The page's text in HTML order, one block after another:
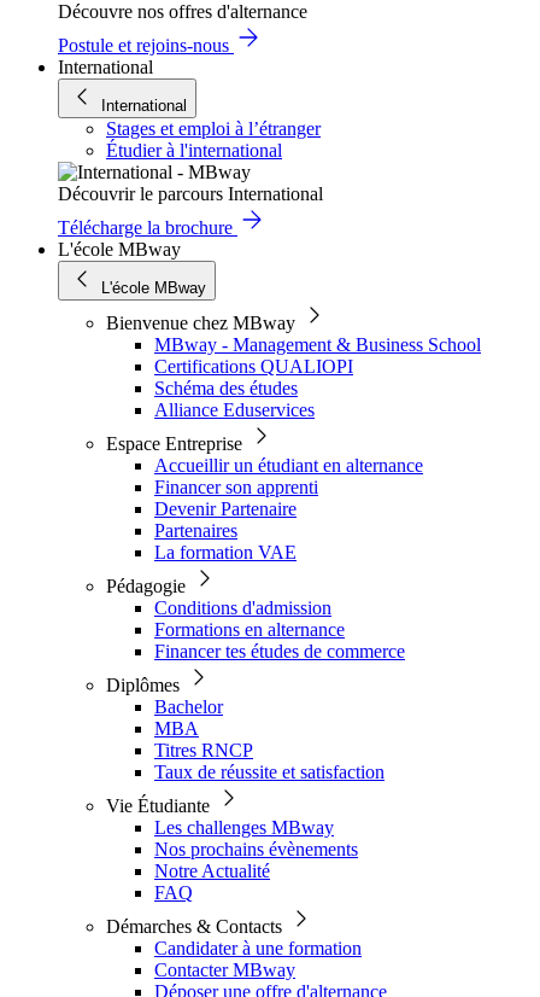
Découvre nos offres d'alternance
Postule et rejoins-nous
International
International
Stages et emploi à l’étranger
Étudier à l'international
Découvrir le parcours International
Télécharge la brochure
L'école MBway
L'école MBway
Bienvenue chez MBway
MBway - Management & Business School
Certifications QUALIOPI
Schéma des études
Alliance Eduservices
Espace Entreprise
Accueillir un étudiant en alternance
Financer son apprenti
Devenir Partenaire
Partenaires
La formation VAE
Pédagogie
Conditions d'admission
Formations en alternance
Financer tes études de commerce
Diplômes
Bachelor
MBA
Titres RNCP
Taux de réussite et satisfaction
Vie Étudiante
Les challenges MBway
Nos prochains évènements
Notre Actualité
FAQ
Démarches & Contacts
Candidater à une formation
Contacter MBway
Déposer une offre d'alternance